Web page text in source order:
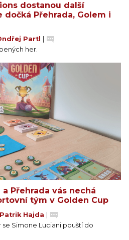
dostanou další
dočká Přehrada, Golem i
Partl
her.
Přehrada vás nechá
tým v Golden Cup
Patrik Hajda
se Simone Luciani pouští do